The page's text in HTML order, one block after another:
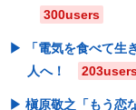
300users
「電気を食べて
人へ！
槇原敬之「もう恋